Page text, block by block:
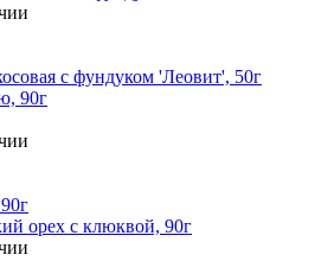
с фундуком 'Леовит', 50г